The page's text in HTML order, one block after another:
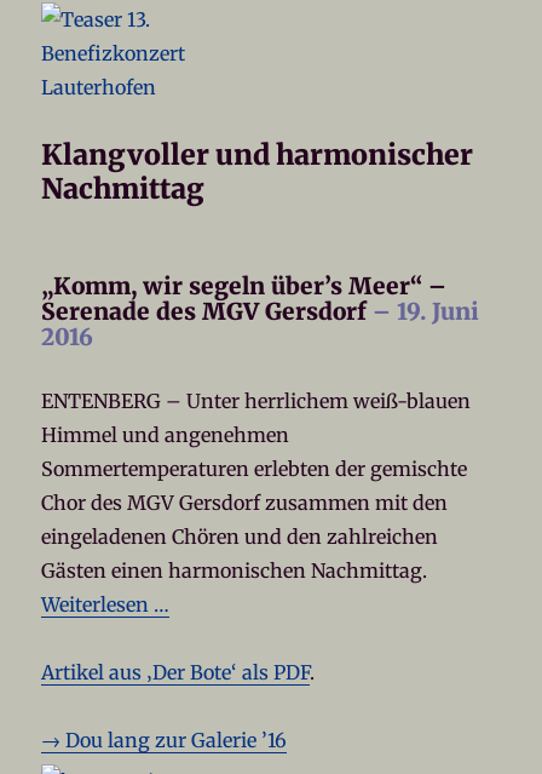
Klangvoller und harmonischer
Nachmittag
„Komm, wir segeln über’s Meer“ –
Serenade des MGV Gersdorf – 19. Juni
2016
ENTENBERG – Unter herrlichem weiß-blauen
Himmel und angenehmen
Sommertemperaturen erlebten der gemischte
Chor des MGV Gersdorf zusammen mit den
eingeladenen Chören und den zahlreichen
Gästen einen harmonischen Nachmittag.
Weiterlesen …
Artikel aus ‚Der Bote‘ als PDF.
→ Dou lang zur Galerie ’16